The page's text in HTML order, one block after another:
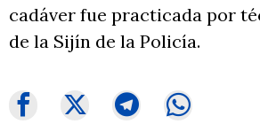
cadáver fue practicada por
de la Sijín de la Policía.